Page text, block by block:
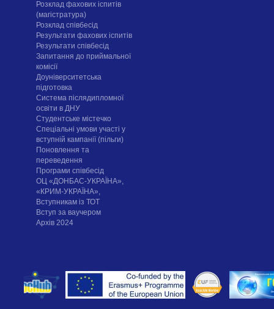
Розклад фахових іспитів
(магістратура)
Розклад співбесід
Результати фахових іспитів
Результати співбесід
Запитання до приймальної
комісії
Доуніверситетська
підготовка
Система післядипломної
освіти в ДНУ
Cтудентське містечко
Спеціальні умови участі у
вступній кампанії (пільги)
Поновлення та
переведення
Програми співбесід
ОЦ «ДОНБАС-УКРАЇНА»,
«КРИМ-УКРАЇНА»,
Вступникам із ТОТ
Вступ за ваучером
Архів 2024